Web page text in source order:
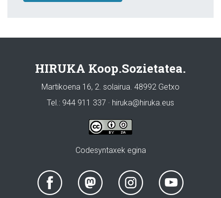
HIRUKA Koop.Sozietatea.
Martikoena 16, 2. solairua. 48992 Getxo
Tel.: 944 911 337 · hiruka@hiruka.eus
Codesyntaxek egina